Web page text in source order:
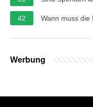
42 Wann muss die
Werbung